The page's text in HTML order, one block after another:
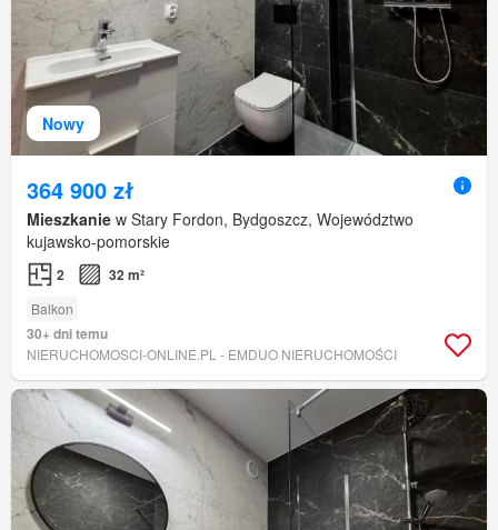
Nowy
364 900 zł
Mieszkanie w Stary Fordon, Bydgoszcz, Województwo
kujawsko-pomorskie
2 32 m²
Balkon
30+ dni temu
NIERUCHOMOSCI-ONLINE.PL - EMDUO NIERUCHOMOŚCI